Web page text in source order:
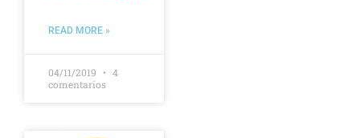
READ MORE »
04/11/2019
4
comentarios